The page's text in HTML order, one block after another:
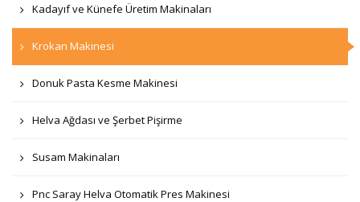
Kadayıf ve Künefe Üretim Makinaları
Krokan Makinesi
Donuk Pasta Kesme Makinesi
Helva Ağdası ve Şerbet Pişirme
Susam Makinaları
Pnc Saray Helva Otomatik Pres Makinesi